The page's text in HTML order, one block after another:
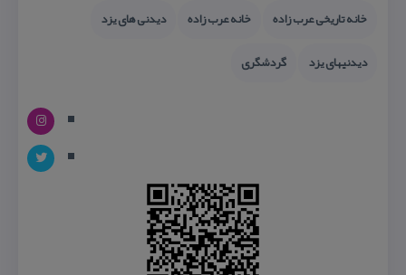
خانه تاریخی عرب زاده
خانه عرب زاده
دیدنی های یزد
دیدنیهای یزد
گردشگری